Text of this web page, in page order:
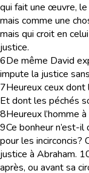
qui fait une œuvre, le
mais comme une
mais qui croit en
justice.
6De même David
impute la justice
7Heureux ceux
Et dont les péchés
8Heureux l’homme
9Ce bonheur n’est-
pour les incirconcis?
justice à Abraham.
après, ou avant sa